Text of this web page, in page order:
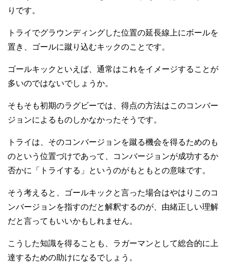
りです。
トライでグラウンディングした位置の延長線上にボールを
置き、ゴールに蹴り込むキックのことです。
ゴールキックといえば、通常はこれをイメージすることが
多いのではないでしょうか。
そもそも初期のラグビーでは、得点の方法はこのコンバー
ジョンによるものしかなかったそうです。
トライは、そのコンバージョンを蹴る機会を得るためのも
のという位置づけであって、コンバージョンが成功するか
否かに「トライする」というのがもともとの意味です。
そう考えると、ゴールキックと言った場合はやはりこのコ
ンバージョンを指すのだと解釈するのが、由緒正しい理解
だと言ってもいいかもしれません。
こうした知識を得ることも、ラガーマンとして総合的に上
達するための助けになるでしょう。